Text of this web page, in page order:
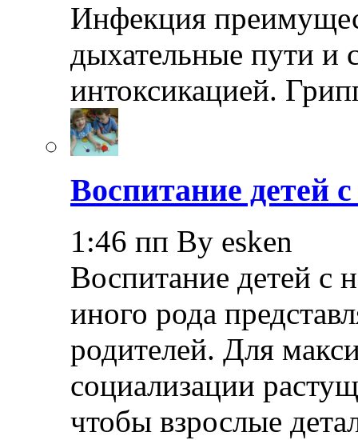
Инфекция
дыхательные пути и
интоксикацией.
Воспитание детей
1:46 пп By esken
Воспитание детей с
иного рода
родителей. Для
социализации
чтобы взрослые